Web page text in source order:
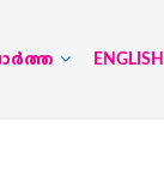
ENGLISH